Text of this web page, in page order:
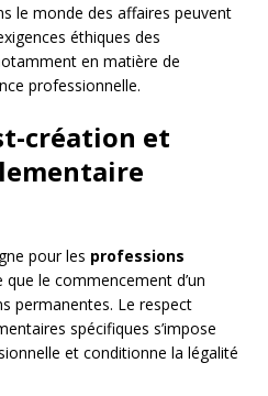
le monde des affaires peuvent
éthiques des
en matière de
professionnelle.
création et
pour les professions
le commencement d’un
permanentes. Le respect
spécifiques s’impose
et conditionne la légalité